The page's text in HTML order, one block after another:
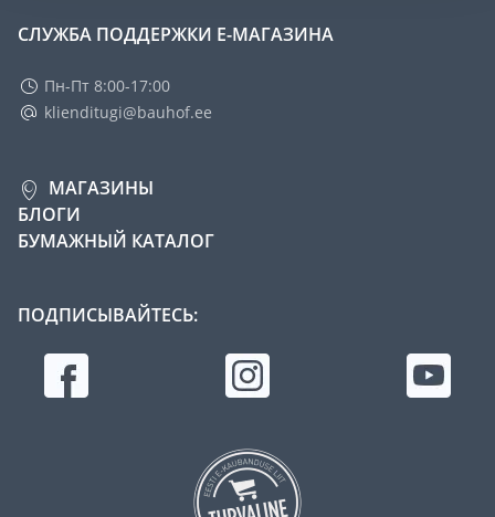
СЛУЖБА ПОДДЕРЖКИ Е-МАГАЗИНА
Пн-Пт 8:00-17:00
klienditugi@bauhof.ee
МАГАЗИНЫ
БЛОГИ
БУМАЖНЫЙ КАТАЛОГ
ПОДПИСЫВАЙТЕСЬ: